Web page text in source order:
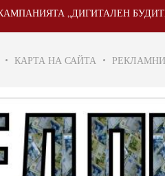
„ДИГИТАЛЕН БУДИТЕЛ“,
КАРТА НА САЙТА